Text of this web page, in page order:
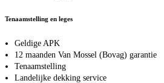
Tenaamstelling en leges
Geldige APK
12 maanden Van Mossel (Bovag) garantie
Tenaamstelling
Landelijke dekking service